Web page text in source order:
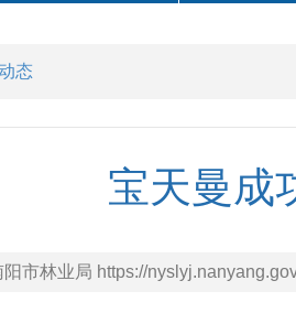
态
宝天曼成
阳市林业局 https://